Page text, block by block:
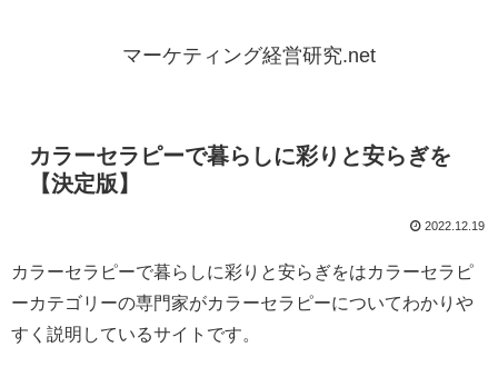
マーケティング経営研究.net
カラーセラピーで暮らしに彩りと安らぎを
【決定版】
2022.12.19
カラーセラピーで暮らしに彩りと安らぎをはカラーセラピ
ーカテゴリーの専門家がカラーセラピーについてわかりや
すく説明しているサイトです。